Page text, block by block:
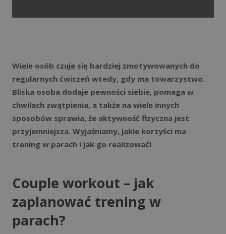
Wiele osób czuje się bardziej zmotywowanych do
regularnych ćwiczeń wtedy, gdy ma towarzystwo.
Bliska osoba dodaje pewności siebie, pomaga w
chwilach zwątpienia, a także na wiele innych
sposobów sprawia, że aktywność fizyczna jest
przyjemniejsza. Wyjaśniamy, jakie korzyści ma
trening w parach i jak go realizować!
Couple workout – jak
zaplanować trening w
parach?